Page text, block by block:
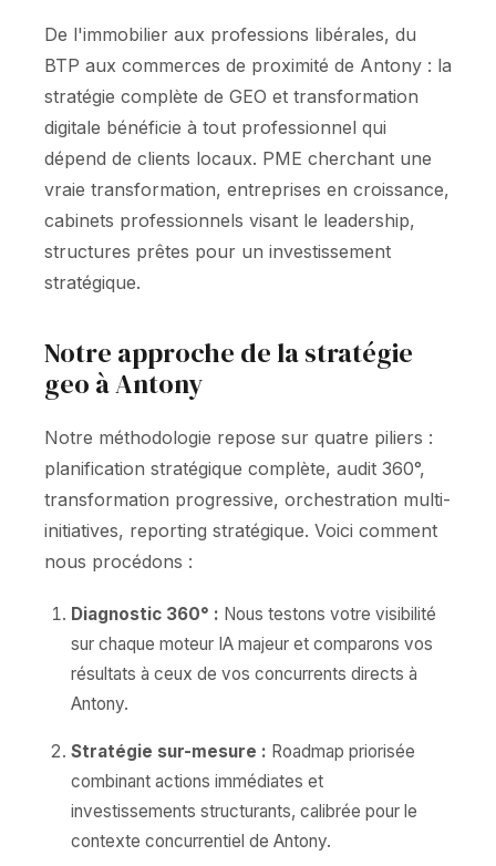
De l'immobilier aux professions libérales, du
BTP aux commerces de proximité de Antony : la
stratégie complète de GEO et transformation
digitale bénéficie à tout professionnel qui
dépend de clients locaux. PME cherchant une
vraie transformation, entreprises en croissance,
cabinets professionnels visant le leadership,
structures prêtes pour un investissement
stratégique.
Notre approche de la stratégie
geo à Antony
Notre méthodologie repose sur quatre piliers :
planification stratégique complète, audit 360°,
transformation progressive, orchestration multi-
initiatives, reporting stratégique. Voici comment
nous procédons :
Diagnostic 360° : Nous testons votre visibilité
sur chaque moteur IA majeur et comparons vos
résultats à ceux de vos concurrents directs à
Antony.
Stratégie sur-mesure : Roadmap priorisée
combinant actions immédiates et
investissements structurants, calibrée pour le
contexte concurrentiel de Antony.